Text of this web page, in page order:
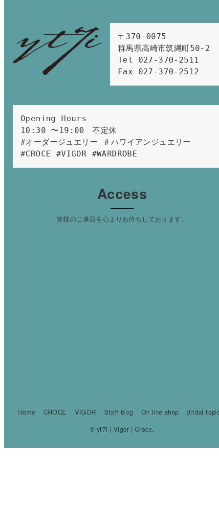
〒370-0075
群馬県高崎市筑縄町50-2
Tel 027-370-2511
Fax 027-370-2512
Opening Hours
10:30 〜19:00　不定休
#オーダージュエリー ＃ハワイアンジュエリー
#CROCE #VIGOR #WARDROBE
Access
皆様のご来店を心よりお待ちしております。
Home CROCE VIGOR Staff blog On line shop
Bridal
© yt7i | Vigor | Croce.